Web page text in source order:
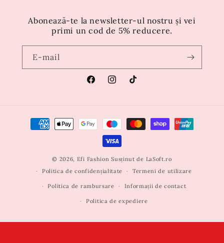
Abonează-te la newsletter-ul nostru și vei
primi un cod de 5% reducere.
E-mail
FacebookInstagramTikTok
Metode
© 2026, Efi Fashion Susținut de LaSoft.ro
Politica de confidențialitate
Termeni de utilizare
Politica de rambursare Informații de contact
Politica de expediere